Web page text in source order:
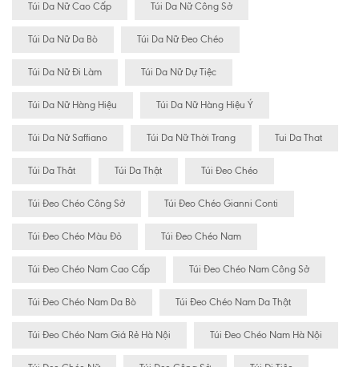
Túi Da Nữ Cao Cấp Túi Da Nữ Công Sở
Túi Da Nữ Da Bò Túi Da Nữ Đeo Chéo
Túi Da Nữ Đi Làm Túi Da Nữ Dự Tiệc
Túi Da Nữ Hàng Hiệu Túi Da Nữ Hàng Hiệu Ý
Túi Da Nữ Saffiano Túi Da Nữ Thời Trang Tui Da That
Túi Da Thât Túi Da Thật Túi Đeo Chéo
Túi Đeo Chéo Công Sở Túi Đeo Chéo Gianni Conti
Túi Đeo Chéo Màu Đỏ Túi Đeo Chéo Nam
Túi Đeo Chéo Nam Cao Cấp Túi Đeo Chéo Nam Công Sở
Túi Đeo Chéo Nam Da Bò Túi Đeo Chéo Nam Da Thật
Túi Đeo Chéo Nam Giá Rẻ Hà Nội Túi Đeo Chéo Nam Hà Nội